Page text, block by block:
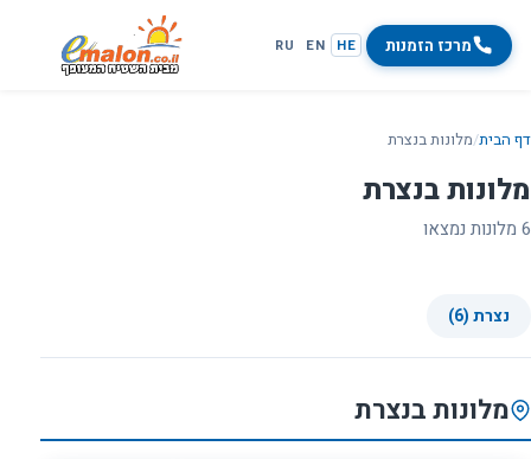
מרכז הזמנות HE
EN
RU
דף הבית/מלונות בנצרת
מלונות בנצרת
6 מלונות נמצאו
נצרת (6)
מלונות בנצרת